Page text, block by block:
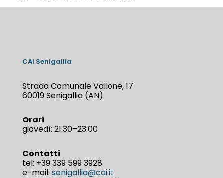
CAI Senigallia
Strada Comunale Vallone, 17
60019 Senigallia (AN)
Orari
giovedì: 21:30–23:00
Contatti
tel: +39 339 599 3928
e-mail: senigallia@cai.it